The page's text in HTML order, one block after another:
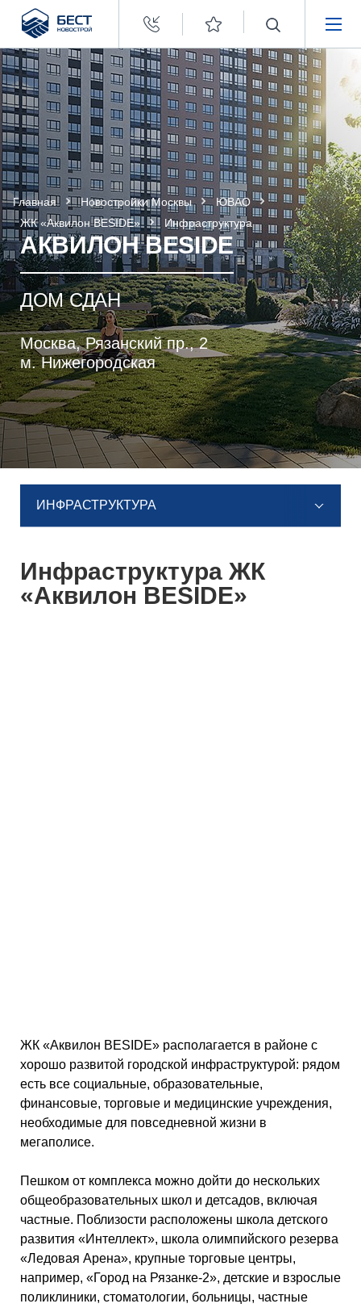
Бест
Новострой
НЕДВИЖИМОСТЬ
ПОКУПАТЕЛЯМ
ЗАСТРОЙЩИКАМ
О КОМПАНИИ
Главная Новостройки Москвы
ЮВАО
ЖК «Аквилон BESIDE»
Инфраструктура
АКВИЛОН BESIDE
ДОМ СДАН
Москва, Рязанский пр., 2
м. Нижегородская
ИНФРАСТРУКТУРА
Инфраструктура ЖК
«Аквилон BESIDE»
ЖК «Аквилон BESIDE» располагается в районе с
хорошо развитой городской инфраструктурой: рядом
есть все социальные, образовательные,
финансовые, торговые и медицинские учреждения,
необходимые для повседневной жизни в
мегаполисе.
Пешком от комплекса можно дойти до нескольких
общеобразовательных школ и детсадов, включая
частные. Поблизости расположены школа детского
развития «Интеллект», школа олимпийского резерва
«Ледовая Арена», крупные торговые центры,
например, «Город на Рязанке-2», детские и взрослые
поликлиники, стоматологии, больницы, частные